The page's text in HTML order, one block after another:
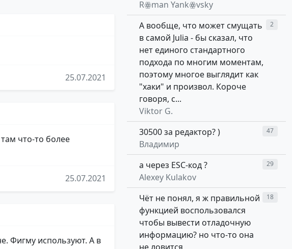
25.07.2021
что-то более
25.07.2021
Фигму используют. А в
Rꙮman Yankꙮvsky
А вообще, что может смущать
в самой Julia - бы сказал, что
нет единого стандартного
подхода по многим моментам,
поэтому многое выглядит как
"хаки" и произвол. Короче
говоря, с...
Viktor G.
2
30500 за редактор? )
Владимир
47
а через ESC-код ?
Alexey Kulakov
29
Чёт не понял, я ж правильной
функцией воспользовался
чтобы вывести отладочную
информацию? но что-то она
18